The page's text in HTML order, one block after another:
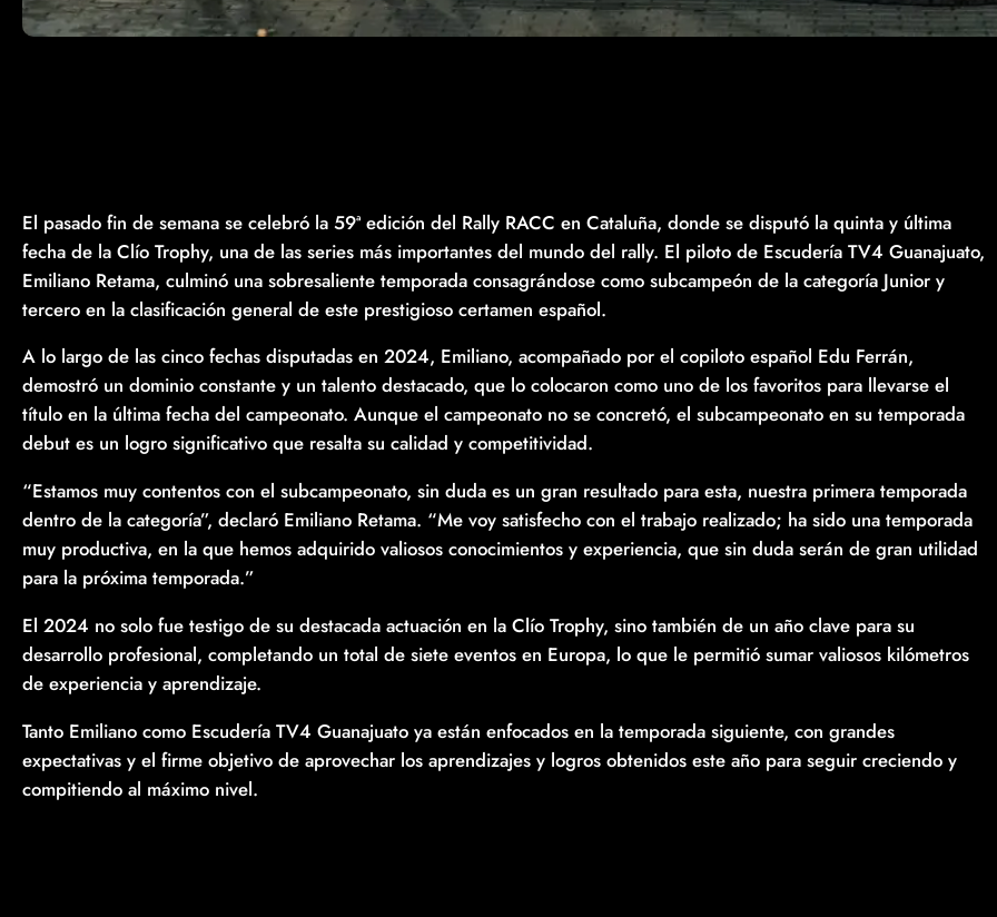
El pasado fin de semana se celebró la 59ª edición del Rally RACC en Cataluña, donde se disputó la quinta y última
fecha de la Clío Trophy, una de las series más importantes del mundo del rally. El piloto de Escudería TV4 Guanajuato,
Emiliano Retama, culminó una sobresaliente temporada consagrándose como subcampeón de la categoría Junior y
tercero en la clasificación general de este prestigioso certamen español.
A lo largo de las cinco fechas disputadas en 2024, Emiliano, acompañado por el copiloto español Edu Ferrán,
demostró un dominio constante y un talento destacado, que lo colocaron como uno de los favoritos para llevarse el
título en la última fecha del campeonato. Aunque el campeonato no se concretó, el subcampeonato en su temporada
debut es un logro significativo que resalta su calidad y competitividad.
“Estamos muy contentos con el subcampeonato, sin duda es un gran resultado para esta, nuestra primera temporada
dentro de la categoría”, declaró Emiliano Retama. “Me voy satisfecho con el trabajo realizado; ha sido una temporada
muy productiva, en la que hemos adquirido valiosos conocimientos y experiencia, que sin duda serán de gran utilidad
para la próxima temporada.”
El 2024 no solo fue testigo de su destacada actuación en la Clío Trophy, sino también de un año clave para su
desarrollo profesional, completando un total de siete eventos en Europa, lo que le permitió sumar valiosos kilómetros
de experiencia y aprendizaje.
Tanto Emiliano como Escudería TV4 Guanajuato ya están enfocados en la temporada siguiente, con grandes
expectativas y el firme objetivo de aprovechar los aprendizajes y logros obtenidos este año para seguir creciendo y
compitiendo al máximo nivel.